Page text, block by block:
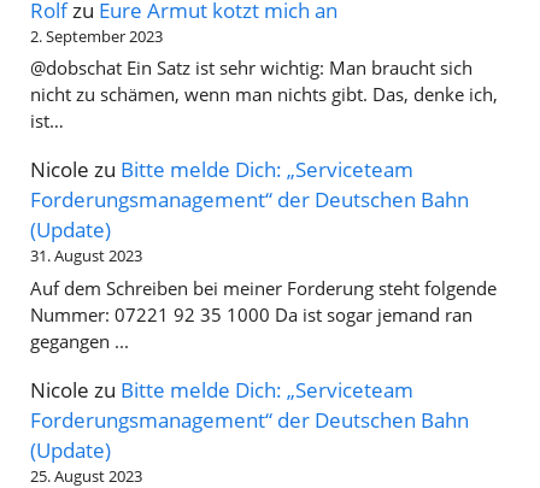
Rolfzu Eure Armut kotzt mich an
2. September 2023
@dobschat Ein Satz ist sehr wichtig: Man braucht sich
nicht zu schämen, wenn man nichts gibt. Das, denke ich,
ist…
Nicole zu Bitte melde Dich: „Serviceteam
Forderungsmanagement“ der Deutschen Bahn
(Update)
31. August 2023
Auf dem Schreiben bei meiner Forderung steht folgende
Nummer: 07221 92 35 1000 Da ist sogar jemand ran
gegangen ...
Nicole zu Bitte melde Dich: „Serviceteam
Forderungsmanagement“ der Deutschen Bahn
(Update)
25. August 2023